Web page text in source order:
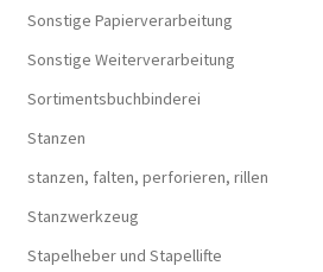
Sonstige Papierverarbeitung
Sonstige Weiterverarbeitung
Sortimentsbuchbinderei
Stanzen
stanzen, falten, perforieren, rillen
Stanzwerkzeug
Stapelheber und Stapellifte